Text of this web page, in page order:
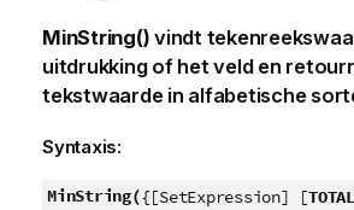
MinString() vindt
uitdrukking of het veld en
tekstwaarde in alfabetische
Syntaxis:
MinString({[SetExpression] [TOTAL